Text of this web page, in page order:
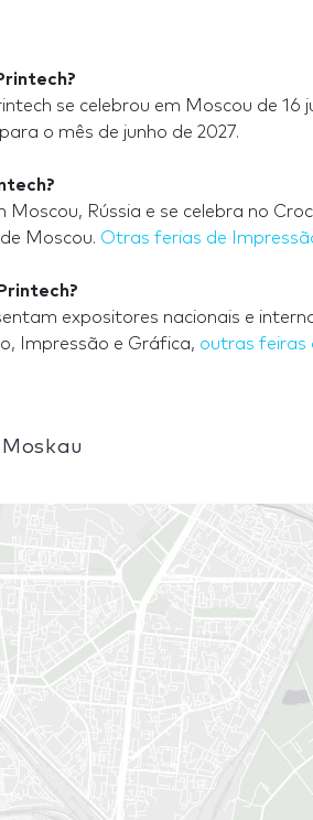
se celebrou em Moscou de 16
o mês de junho de 2027.
Moscou, Rússia e se celebra no
Moscou. Otras ferias de
expositores nacionais e
Impressão e Gráfica, outras feiras